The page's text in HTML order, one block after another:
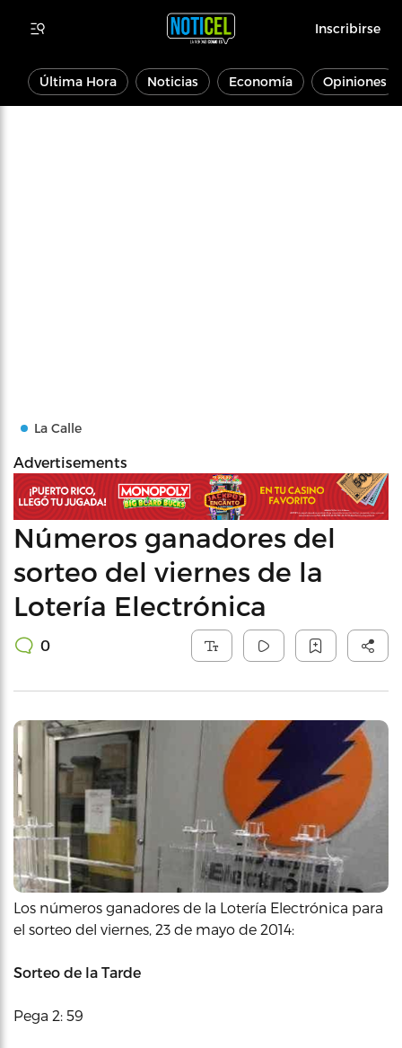
Inscribirse
Última Hora Noticias Economía Opiniones
La Calle
Advertisements
Números ganadores del
sorteo del viernes de la
Lotería Electrónica
0
Los números ganadores de la Lotería Electrónica para
el sorteo del viernes, 23 de mayo de 2014:
Sorteo de la Tarde
Pega 2: 59